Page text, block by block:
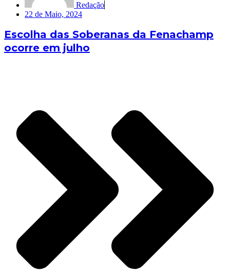
Redação
22 de Maio, 2024
Escolha das Soberanas da Fenachamp
ocorre em julho